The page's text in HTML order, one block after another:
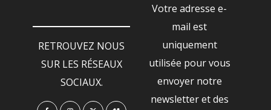
RETROUVEZ NOUS
SUR LES RÉSEAUX
SOCIAUX.
Votre adresse e-
mail est
uniquement
utilisée pour vous
envoyer notre
newsletter et des